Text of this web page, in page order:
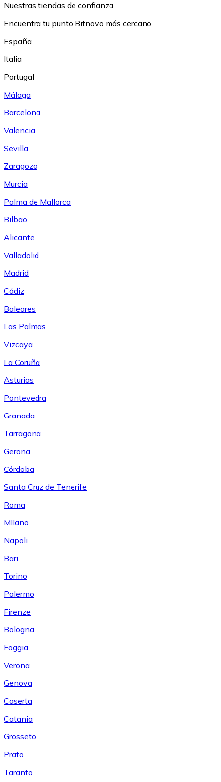
Nuestras tiendas de confianza
Encuentra tu punto Bitnovo más cercano
España
Italia
Portugal
Málaga
Barcelona
Valencia
Sevilla
Zaragoza
Murcia
Palma de Mallorca
Bilbao
Alicante
Valladolid
Madrid
Cádiz
Baleares
Las Palmas
Vizcaya
La Coruña
Asturias
Pontevedra
Granada
Tarragona
Gerona
Córdoba
Santa Cruz de Tenerife
Roma
Milano
Napoli
Bari
Torino
Palermo
Firenze
Bologna
Foggia
Verona
Genova
Caserta
Catania
Grosseto
Prato
Taranto